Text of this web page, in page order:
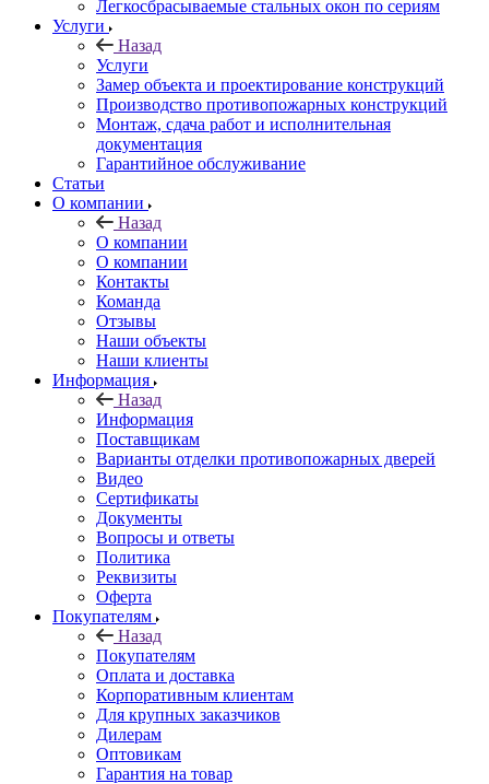
Легкосбрасываемые стальных окон по сериям
Услуги
Назад
Услуги
Замер объекта и проектирование конструкций
Производство противопожарных конструкций
Монтаж, сдача работ и исполнительная
документация
Гарантийное обслуживание
Статьи
О компании
Назад
О компании
О компании
Контакты
Команда
Отзывы
Наши объекты
Наши клиенты
Информация
Назад
Информация
Поставщикам
Варианты отделки противопожарных дверей
Видео
Сертификаты
Документы
Вопросы и ответы
Политика
Реквизиты
Оферта
Покупателям
Назад
Покупателям
Оплата и доставка
Корпоративным клиентам
Для крупных заказчиков
Дилерам
Оптовикам
Гарантия на товар